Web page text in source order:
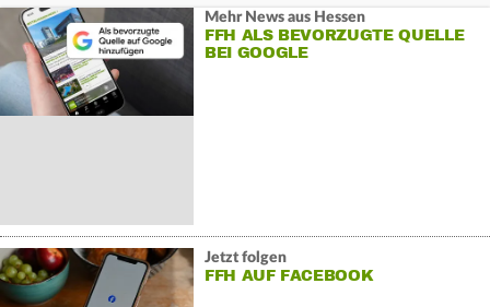
Mehr News aus Hessen
FFH ALS BEVORZUGTE QUELLE
BEI GOOGLE
Jetzt folgen
FFH AUF FACEBOOK